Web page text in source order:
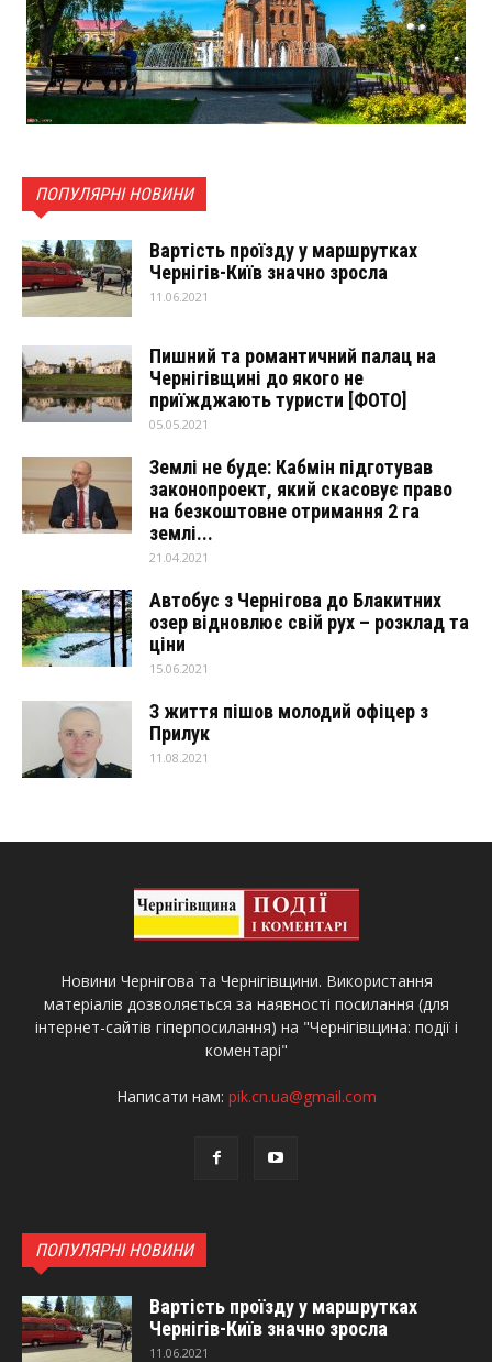
ПОПУЛЯРНІ НОВИНИ
Вартість проїзду у маршрутках
Чернігів-Київ значно зросла
11.06.2021
Пишний та романтичний палац на
Чернігівщині до якого не
приїжджають туристи [ФОТО]
05.05.2021
Землі не буде: Кабмін підготував
законопроект, який скасовує право
на безкоштовне отримання 2 га
землі...
21.04.2021
Автобус з Чернігова до Блакитних
озер відновлює свій рух – розклад та
ціни
15.06.2021
З життя пішов молодий офіцер з
Прилук
11.08.2021
Новини Чернігова та Чернігівщини. Використання
матеріалів дозволяється за наявності посилання (для
інтернет-сайтів гіперпосилання) на "Чернігівщина: події і
коментарі"
Написати нам: pik.cn.ua@gmail.com
ПОПУЛЯРНІ НОВИНИ
Вартість проїзду у маршрутках
Чернігів-Київ значно зросла
11.06.2021